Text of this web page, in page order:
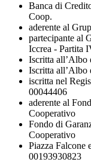
Banca di
Coop.
aderente al
partecipante al
Iccrea - Partita
Iscritta all’Albo
Iscritta all’Albo
iscritta nel
00044406
aderente al
Cooperativo
Fondo di
Cooperativo
Piazza Falcone
00193930823